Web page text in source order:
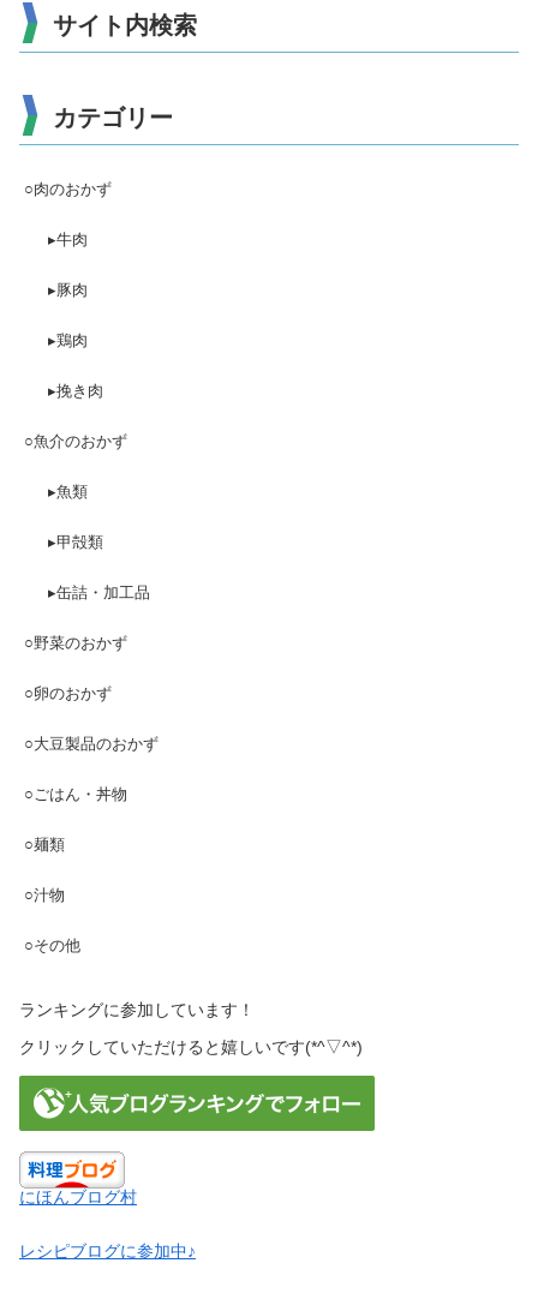
サイト内検索
カテゴリー
○肉のおかず
▸牛肉
▸豚肉
▸鶏肉
▸挽き肉
○魚介のおかず
▸魚類
▸甲殻類
▸缶詰・加工品
○野菜のおかず
○卵のおかず
○大豆製品のおかず
○ごはん・丼物
○麺類
○汁物
○その他
ランキングに参加しています！
クリックしていただけると嬉しいです(*^▽^*)
にほんブログ村
レシピブログに参加中♪